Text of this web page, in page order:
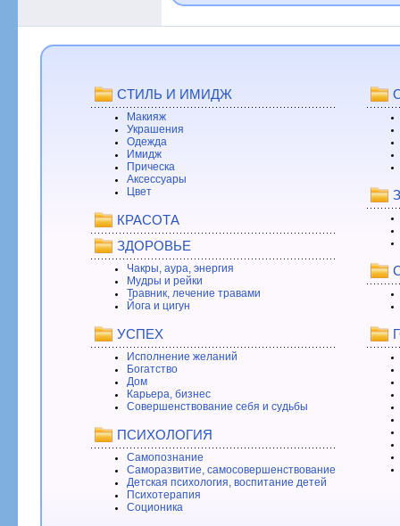
СТИЛЬ И ИМИДЖ
Макияж
Украшения
Одежда
Имидж
Прическа
Аксессуары
Цвет
КРАСОТА
ЗДОРОВЬЕ
Чакры, аура, энергия
Мудры и рейки
Травник, лечение травами
Йога и цигун
УСПЕХ
Исполнение желаний
Богатство
Дом
Карьера, бизнес
Совершенствование себя и судьбы
ПСИХОЛОГИЯ
Самопознание
Саморазвитие, самосовершенствование
Детская психология, воспитание детей
Психотерапия
Соционика